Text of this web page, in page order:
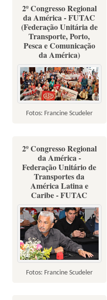
2º Congresso Regional
da América - FUTAC
(Federação Unitária de
Transporte, Porto,
Pesca e Comunicação
da América)
Fotos: Francine Scudeler
2º Congresso Regional
da América -
Federação Unitário de
Transportes da
América Latina e
Caribe - FUTAC
Fotos: Francine Scudeler